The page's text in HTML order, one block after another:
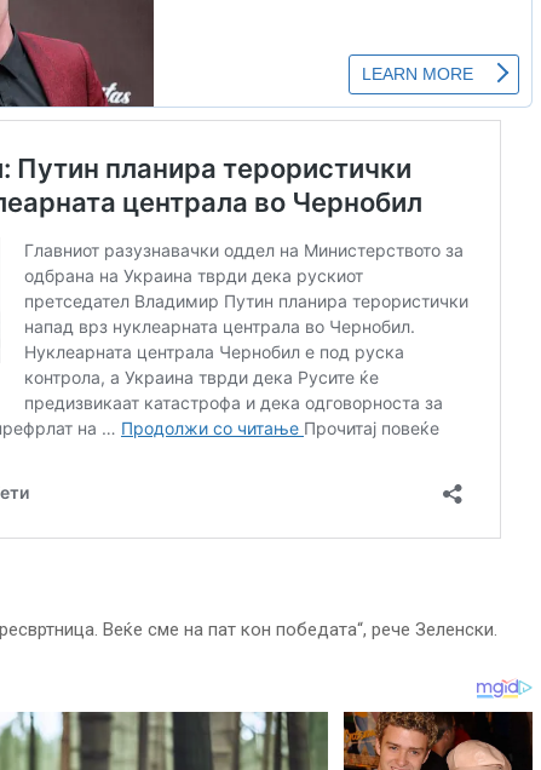
Веќе сме на пат кон победата“, рече Зеленски.